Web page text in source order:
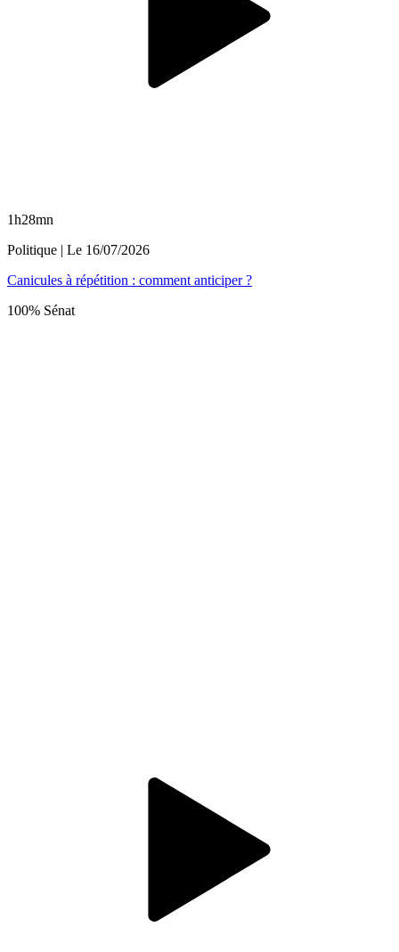
1h28mn
Politique | Le 16/07/2026
Canicules à répétition : comment anticiper ?
100% Sénat